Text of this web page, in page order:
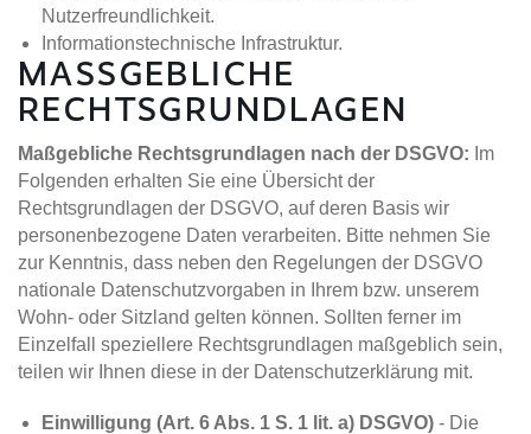
Nutzerfreundlichkeit.
Informationstechnische Infrastruktur.
MASSGEBLICHE R
ECHTSGRUNDLAGEN
Maßgebliche Rechtsgrundlagen nach der DSGVO: Im
Folgenden erhalten Sie eine Übersicht der
Rechtsgrundlagen der DSGVO, auf deren Basis wir
personenbezogene Daten verarbeiten. Bitte nehmen Sie
zur Kenntnis, dass neben den Regelungen der DSGVO
nationale Datenschutzvorgaben in Ihrem bzw. unserem
Wohn- oder Sitzland gelten können. Sollten ferner im
Einzelfall speziellere Rechtsgrundlagen maßgeblich sein,
teilen wir Ihnen diese in der Datenschutzerklärung mit.
Einwilligung (Art. 6 Abs. 1 S. 1 lit. a) DSGVO) - Die